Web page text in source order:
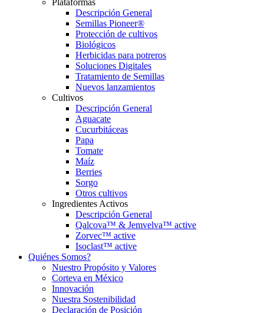
Plataformas
Descripción General
Semillas Pioneer®
Protección de cultivos
Biológicos
Herbicidas para potreros
Soluciones Digitales
Tratamiento de Semillas
Nuevos lanzamientos
Cultivos
Descripción General
Aguacate
Cucurbitáceas
Papa
Tomate
Maíz
Berries
Sorgo
Otros cultivos
Ingredientes Activos
Descripción General
Qalcova™ & Jemvelva™ active
Zorvec™ active
Isoclast™ active
Quiénes Somos?
Nuestro Propósito y Valores
Corteva en México
Innovación
Nuestra Sostenibilidad
Declaración de Posición